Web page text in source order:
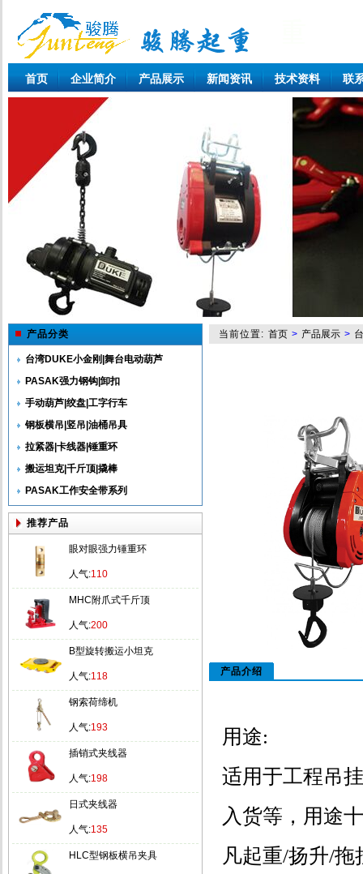
首页 企业简介 产品展示 新闻资讯 技术资料 联
当前位置: 首页 > 产品展示 >
产品介绍
用途:
适用于工程吊
入货等，用途
凡起重/扬升/
产品分类
台湾DUKE小金刚|舞台电动葫芦
PASAK强力钢钩|卸扣
手动葫芦|绞盘|工字行车
钢板横吊|竖吊|油桶吊具
拉紧器|卡线器|锤重环
搬运坦克|千斤顶|撬棒
PASAK工作安全带系列
推荐产品
眼对眼强力锤重环
人气:110
MHC附爪式千斤顶
人气:200
B型旋转搬运小坦克
人气:118
钢索荷缔机
人气:193
插销式夹线器
人气:198
日式夹线器
人气:135
HLC型钢板横吊夹具